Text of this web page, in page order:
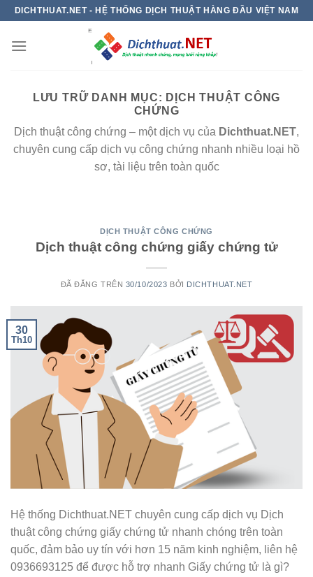
Chuyển
nội
DICHTHUAT.NET - HỆ THỐNG DỊCH THUẬT HÀNG ĐẦU VIỆT NAM
LƯU TRỮ DANH MỤC: DỊCH THUẬT CÔNG
CHỨNG
Dịch thuật công chứng – một dịch vụ của Dichthuat.NET,
chuyên cung cấp dịch vụ công chứng nhanh nhiều loại hồ
sơ, tài liệu trên toàn quốc
DỊCH THUẬT CÔNG CHỨNG
Dịch thuật công chứng giấy chứng tử
ĐÃ ĐĂNG TRÊN 30/10/2023 BỞI DICHTHUAT.NET
30
Th10
Hệ thống Dichthuat.NET chuyên cung cấp dịch vụ Dịch
thuật công chứng giấy chứng tử nhanh chóng trên toàn
quốc, đảm bảo uy tín với hơn 15 năm kinh nghiệm, liên hệ
0936693125 để được hỗ trợ nhanh Giấy chứng tử là gì?